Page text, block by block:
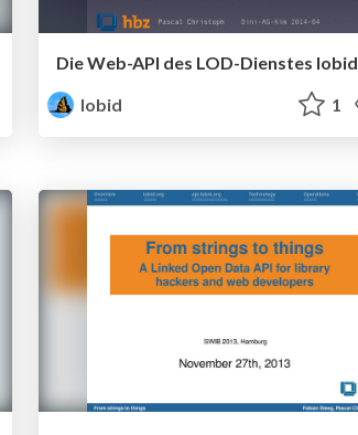
Die Web-API des LOD-Dienstes lobid
lobid
1